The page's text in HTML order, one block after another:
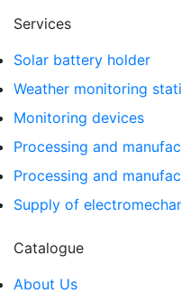
Services
Solar battery holder
Weather monitoring
Monitoring devices
Processing and
Processing and
Supply of
Catalogue
About Us